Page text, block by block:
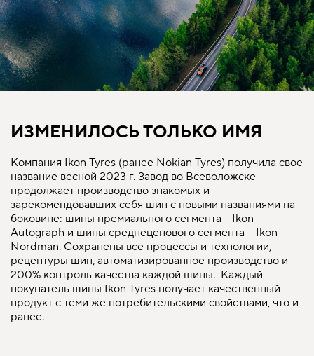
ИЗМЕНИЛОСЬ ТОЛЬКО ИМЯ
Компания Ikon Tyres (ранее Nokian Tyres) получила свое
название весной 2023 г. Завод во Всеволожске
продолжает производство знакомых и
зарекомендовавших себя шин с новыми названиями на
боковине: шины премиального сегмента - Ikon
Autograph и шины среднеценового сегмента – Ikon
Nordman. Сохранены все процессы и технологии,
рецептуры шин, автоматизированное производство и
200% контроль качества каждой шины. Каждый
покупатель шины Ikon Tyres получает качественный
продукт с теми же потребительскими свойствами, что и
ранее.